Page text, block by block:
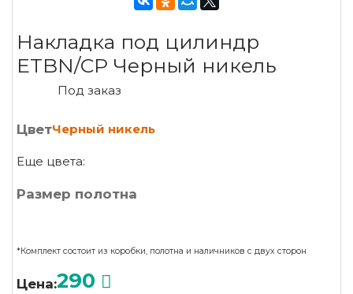
Накладка под цилиндр
ETBN/CP Черный никель
Под заказ
ЦветЧерный никель
Еще цвета:
Размер полотна
*Комплект состоит из коробки, полотна и наличников с двух сторон
Цена:290